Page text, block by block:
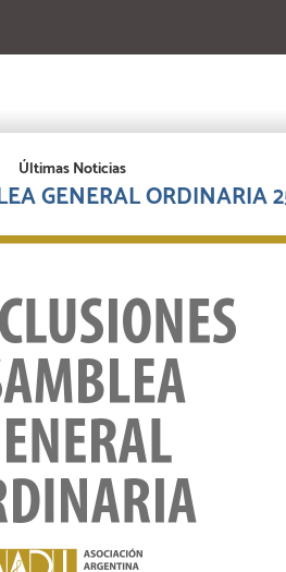
Últimas Noticias
GENERAL